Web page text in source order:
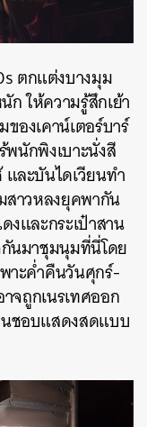
ตกแต่งบางมุม
ให้ความรู้สึกเย้า
องเคาน์เตอร์บาร์
พนักพิงเบาะนั่งสี
ละบันไดเวียนทำ
สาวหลงยุคพากัน
และกระเป๋าสาน
นมาชุมนุมที่นี่โดย
าะค่ำคืนวันศุกร์-
จถูกเนรเทศออก
ชอบแสดงสดแบบ